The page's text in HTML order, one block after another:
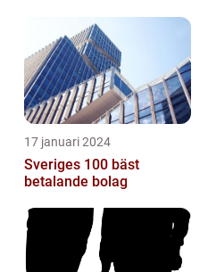
17 januari 2024
Sveriges 100 bäst
betalande bolag